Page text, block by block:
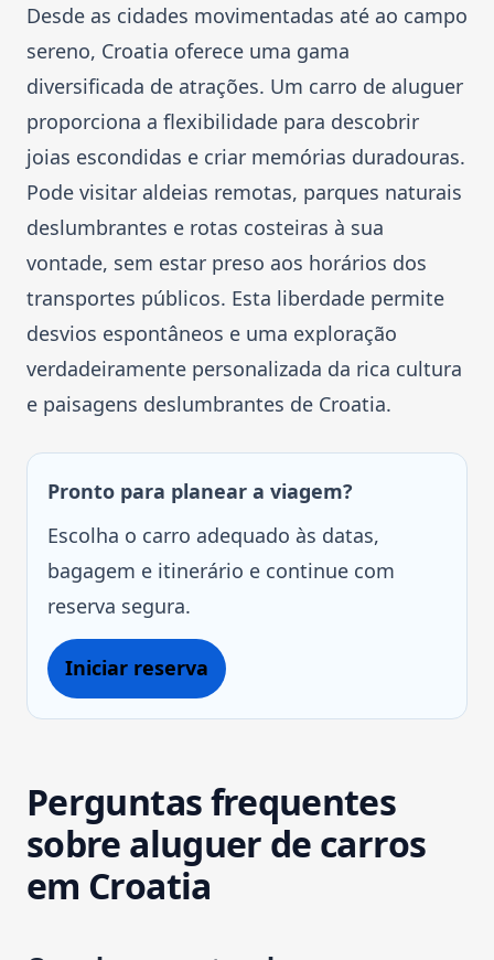
Desde as cidades movimentadas até ao campo
sereno, Croatia oferece uma gama
diversificada de atrações. Um carro de aluguer
proporciona a flexibilidade para descobrir
joias escondidas e criar memórias duradouras.
Pode visitar aldeias remotas, parques naturais
deslumbrantes e rotas costeiras à sua
vontade, sem estar preso aos horários dos
transportes públicos. Esta liberdade permite
desvios espontâneos e uma exploração
verdadeiramente personalizada da rica cultura
e paisagens deslumbrantes de Croatia.
Pronto para planear a viagem?
Escolha o carro adequado às datas,
bagagem e itinerário e continue com
reserva segura.
Iniciar reserva
Perguntas frequentes
sobre aluguer de carros
em Croatia